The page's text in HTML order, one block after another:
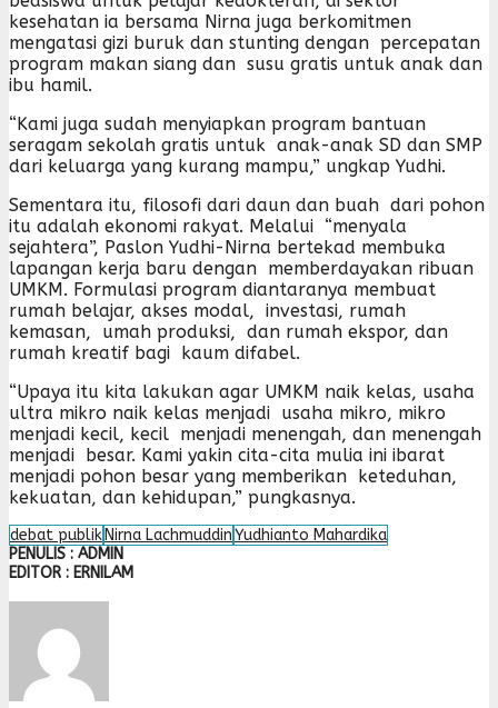
kesehatan ia bersama Nirna juga berkomitmen
mengatasi gizi buruk dan stunting dengan percepatan
program makan siang dan susu gratis untuk anak dan
ibu hamil.
“Kami juga sudah menyiapkan program bantuan
seragam sekolah gratis untuk anak-anak SD dan SMP
dari keluarga yang kurang mampu,” ungkap Yudhi.
Sementara itu, filosofi dari daun dan buah dari pohon
itu adalah ekonomi rakyat. Melalui “menyala
sejahtera”, Paslon Yudhi-Nirna bertekad membuka
lapangan kerja baru dengan memberdayakan ribuan
UMKM. Formulasi program diantaranya membuat
rumah belajar, akses modal, investasi, rumah
kemasan, umah produksi, dan rumah ekspor, dan
rumah kreatif bagi kaum difabel.
“Upaya itu kita lakukan agar UMKM naik kelas, usaha
ultra mikro naik kelas menjadi usaha mikro, mikro
menjadi kecil, kecil menjadi menengah, dan menengah
menjadi besar. Kami yakin cita-cita mulia ini ibarat
menjadi pohon besar yang memberikan keteduhan,
kekuatan, dan kehidupan,” pungkasnya.
debat publik Nirna LachmuddinYudhianto Mahardika
PENULIS : ADMIN
EDITOR : ERNILAM